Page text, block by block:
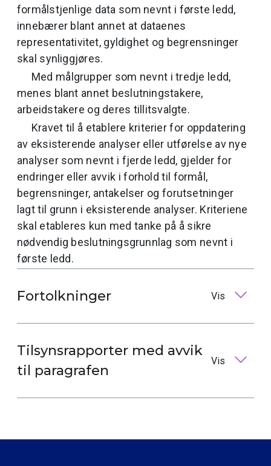
formålstjenlige data som nevnt i første ledd,
innebærer blant annet at dataenes
representativitet, gyldighet og begrensninger
skal synliggjøres.
Med målgrupper som nevnt i tredje ledd,
menes blant annet beslutningstakere,
arbeidstakere og deres tillitsvalgte.
Kravet til å etablere kriterier for oppdatering
av eksisterende analyser eller utførelse av nye
analyser som nevnt i fjerde ledd, gjelder for
endringer eller avvik i forhold til formål,
begrensninger, antakelser og forutsetninger
lagt til grunn i eksisterende analyser. Kriteriene
skal etableres kun med tanke på å sikre
nødvendig beslutningsgrunnlag som nevnt i
første ledd.
Fortolkninger Vis
Tilsynsrapporter med avvik
til paragrafen
Vis